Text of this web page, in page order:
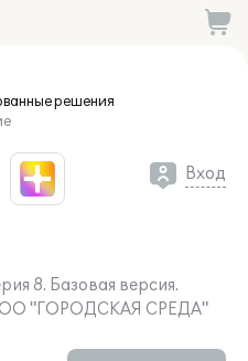
решения
Вход
8. Базовая версия.
"ГОРОДСКАЯ СРЕДА"